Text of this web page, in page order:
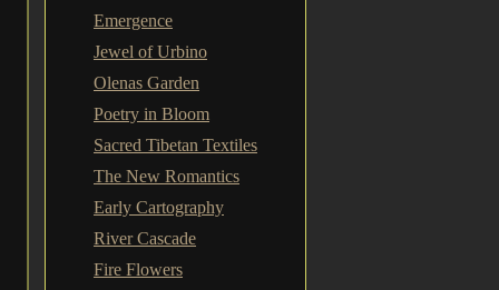
Emergence
Jewel of Urbino
Olenas Garden
Poetry in Bloom
Sacred Tibetan Textiles
The New Romantics
Early Cartography
River Cascade
Fire Flowers